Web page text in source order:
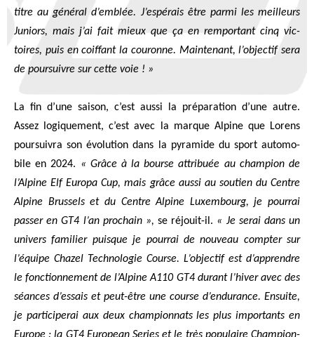
titre au géné­ral d’emblée. J’espérais être par­mi les meilleurs
Juniors, mais j’ai fait mieux que ça en rem­por­tant cinq vic­
toires, puis en coif­fant la cou­ronne. Main­te­nant, l’objectif sera
de pour­suivre sur cette voie ! »
La fin d’une sai­son, c’est aus­si la pré­pa­ra­tion d’une autre.
Assez logi­que­ment, c’est avec la marque Alpine que Lorens
pour­sui­vra son évo­lu­tion dans la pyra­mide du sport auto­mo­
bile en 2024. « Grâce à la bourse attri­buée au cham­pion de
l’Alpine Elf Euro­pa Cup, mais grâce aus­si au sou­tien duCentre
Alpine Brus­sels et du Centre Alpine Luxem­bourg, je pour­rai
pas­ser en GT4 l’an pro­chain », se réjouit-il. « Je serai dans un
uni­vers fami­lier puisque je pour­rai de nou­veau comp­ter sur
l’équipe Cha­zel Tech­no­lo­gie Course. L’objectif est d’apprendre
le fonc­tion­ne­ment de l’Alpine A110 GT4 durant l’hiver avec des
séances d’essais et peut-être une course d’endurance. Ensuite,
je par­ti­ci­pe­rai aux deux cham­pion­nats les plus impor­tants en